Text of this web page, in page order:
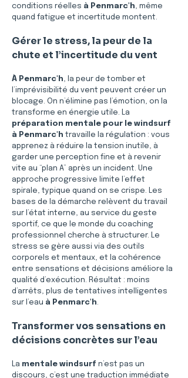
conditions réelles à Penmarc'h, même
quand fatigue et incertitude montent.
Gérer le stress, la peur de la
chute et l’incertitude du vent
À Penmarc'h, la peur de tomber et
l’imprévisibilité du vent peuvent créer un
blocage. On n’élimine pas l’émotion, on la
transforme en énergie utile. La
préparation mentale pour le windsurf
à Penmarc'h travaille la régulation : vous
apprenez à réduire la tension inutile, à
garder une perception fine et à revenir
vite au “plan A” après un incident. Une
approche progressive limite l’effet
spirale, typique quand on se crispe. Les
bases de la démarche relèvent du travail
sur l’état interne, au service du geste
sportif, ce que le monde du coaching
professionnel cherche à structurer. Le
stress se gère aussi via des outils
corporels et mentaux, et la cohérence
entre sensations et décisions améliore la
qualité d’exécution. Résultat : moins
d’arrêts, plus de tentatives intelligentes
sur l’eau à Penmarc'h.
Transformer vos sensations en
décisions concrètes sur l’eau
La mentale windsurf n’est pas un
discours, c’est une traduction immédiate